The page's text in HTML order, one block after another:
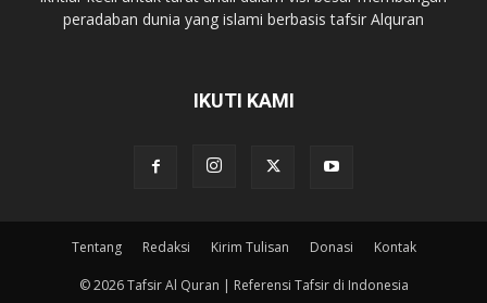
peradaban dunia yang islami berbasis tafsir Alquran
IKUTI KAMI
Tentang Redaksi Kirim Tulisan Donasi Kontak
© 2026 Tafsir Al Quran | Referensi Tafsir di Indonesia